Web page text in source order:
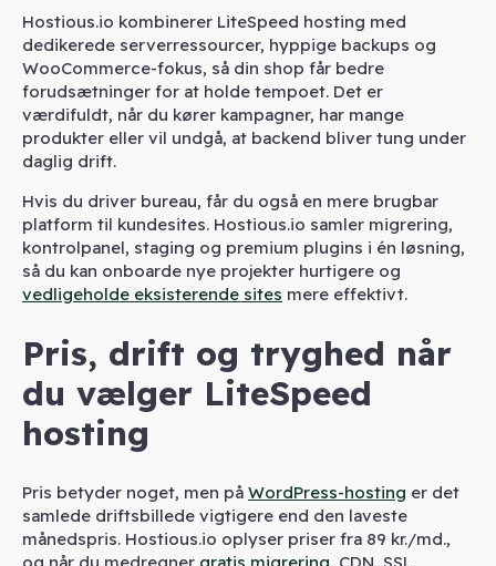
Hostious.io kombinerer LiteSpeed hosting med
dedikerede serverressourcer, hyppige backups og
WooCommerce-fokus, så din shop får bedre
forudsætninger for at holde tempoet. Det er
værdifuldt, når du kører kampagner, har mange
produkter eller vil undgå, at backend bliver tung under
daglig drift.
Hvis du driver bureau, får du også en mere brugbar
platform til kundesites. Hostious.io samler migrering,
kontrolpanel, staging og premium plugins i én løsning,
så du kan onboarde nye projekter hurtigere og
vedligeholde eksisterende sites mere effektivt.
Pris, drift og tryghed når
du vælger LiteSpeed
hosting
Pris betyder noget, men på WordPress-hosting er det
samlede driftsbillede vigtigere end den laveste
månedspris. Hostious.io oplyser priser fra 89 kr./md.,
og når du medregner gratis migrering, CDN, SSL,